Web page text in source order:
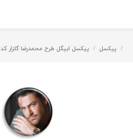
پیکسل پیکسل ابیگل طرح محمدرضا گلزار کد 027